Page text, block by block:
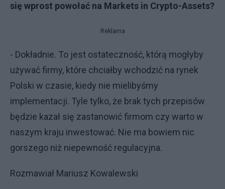
się wprost powołać na Markets in Crypto-Assets?
Reklama
- Dokładnie. To jest ostateczność, którą mogłyby
używać firmy, które chciałby wchodzić na rynek
Polski w czasie, kiedy nie mielibyśmy
implementacji. Tyle tylko, że brak tych przepisów
będzie kazał się zastanowić firmom czy warto w
naszym kraju inwestować. Nie ma bowiem nic
gorszego niż niepewność regulacyjna.
Rozmawiał Mariusz Kowalewski